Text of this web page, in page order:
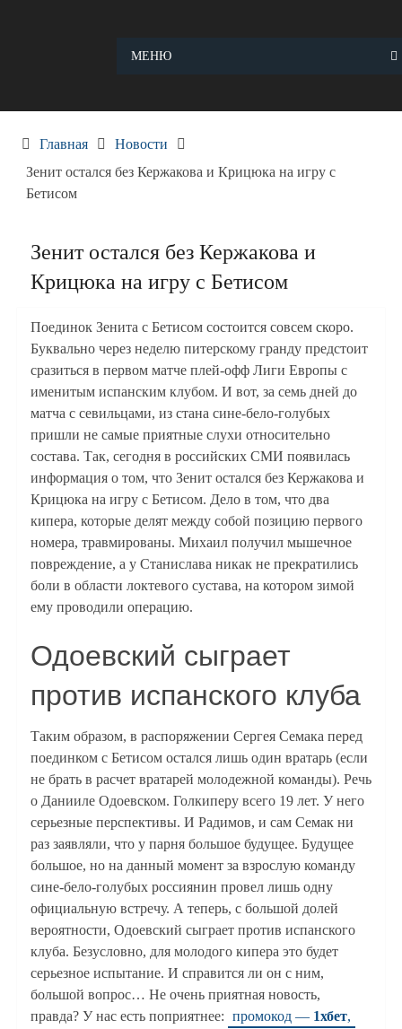
МЕНЮ
Главная
Новости
Зенит остался без Кержакова и Крицюка на игру с
Бетисом
Зенит остался без Кержакова и
Крицюка на игру с Бетисом
Поединок Зенита с Бетисом состоится совсем скоро.
Буквально через неделю питерскому гранду предстоит
сразиться в первом матче плей-офф Лиги Европы с
именитым испанским клубом. И вот, за семь дней до
матча с севильцами, из стана сине-бело-голубых
пришли не самые приятные слухи относительно
состава. Так, сегодня в российских СМИ появилась
информация о том, что Зенит остался без Кержакова и
Крицюка на игру с Бетисом. Дело в том, что два
кипера, которые делят между собой позицию первого
номера, травмированы. Михаил получил мышечное
повреждение, а у Станислава никак не прекратились
боли в области локтевого сустава, на котором зимой
ему проводили операцию.
Одоевский сыграет
против испанского клуба
Таким образом, в распоряжении Сергея Семака перед
поединком с Бетисом остался лишь один вратарь (если
не брать в расчет вратарей молодежной команды). Речь
о Данииле Одоевском. Голкиперу всего 19 лет. У него
серьезные перспективы. И Радимов, и сам Семак ни
раз заявляли, что у парня большое будущее. Будущее
большое, но на данный момент за взрослую команду
сине-бело-голубых россиянин провел лишь одну
официальную встречу. А теперь, с большой долей
вероятности, Одоевский сыграет против испанского
клуба. Безусловно, для молодого кипера это будет
серьезное испытание. И справится ли он с ним,
большой вопрос… Не очень приятная новость,
правда? У нас есть поприятнее: промокод — 1хбет,